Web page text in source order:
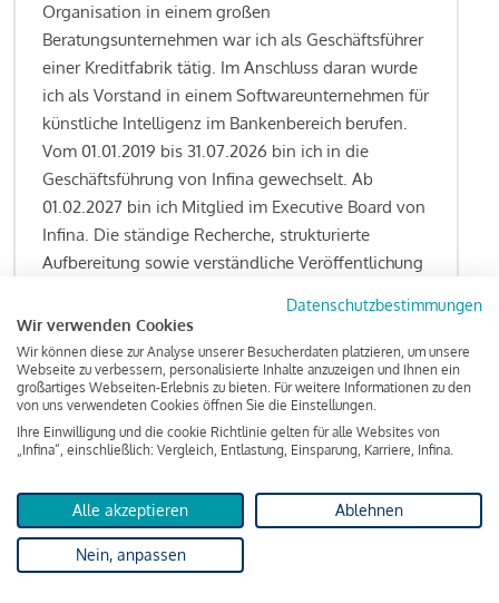
Organisation in einem großen
Beratungsunternehmen war ich als Geschäftsführer
einer Kreditfabrik tätig. Im Anschluss daran wurde
ich als Vorstand in einem Softwareunternehmen für
künstliche Intelligenz im Bankenbereich berufen.
Vom 01.01.2019 bis 31.07.2026 bin ich in die
Geschäftsführung von Infina gewechselt. Ab
01.02.2027 bin ich Mitglied im Executive Board von
Infina. Die ständige Recherche, strukturierte
Aufbereitung sowie verständliche Veröffentlichung
Kreditgeschäft gehören zu den wesentlichen
Schwerpunktsetzungen meiner Funktion.
Lesen Sie meine Finanzierungs-Tipps
KreditindexDas Wohnkredit Barometer
Datenschutzbestimmungen
Wir verwenden Cookies
Wir können diese zur Analyse unserer Besucherdaten platzieren, um unsere
Webseite zu verbessern, personalisierte Inhalte anzuzeigen und Ihnen ein
großartiges Webseiten-Erlebnis zu bieten. Für weitere Informationen zu den
von uns verwendeten Cookies öffnen Sie die Einstellungen.
Ihre Einwilligung und die cookie Richtlinie gelten für alle Websites von
„Infina“, einschließlich: Vergleich, Entlastung, Einsparung, Karriere, Infina.
Alle akzeptieren Ablehnen
Nein, anpassen